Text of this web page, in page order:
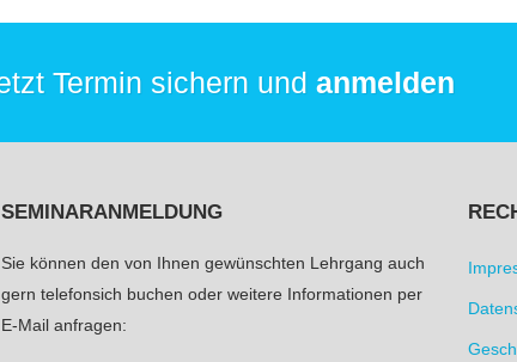
Termin sichern und anmelden
SEMINARANMELDUNG
Sie können den von Ihnen gewünschten Lehrgang auch
gern telefonsich buchen oder weitere Informationen per
E-Mail anfragen: